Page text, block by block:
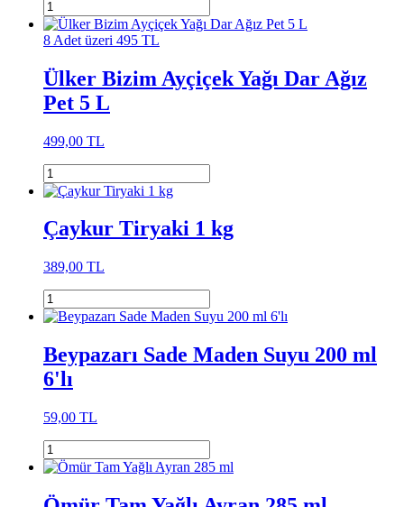
8 Adet üzeri 495 TL
Ülker Bizim Ayçiçek Yağı Dar Ağız
Pet 5 L
499,00 TL
Çaykur Tiryaki 1 kg
389,00 TL
Beypazarı Sade Maden Suyu 200 ml
6'lı
59,00 TL